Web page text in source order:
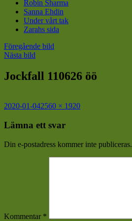
Robin Sharma
Sanna Ehdin
Under vårt tak
Zarahs sida
Föregående bild
Nästa bild
Jockfall 110626 öö
Postat
2020-01-04Full
2560 × 1920
Lämna ett svar
Din e-postadress kommer inte publiceras.
Kommentar *